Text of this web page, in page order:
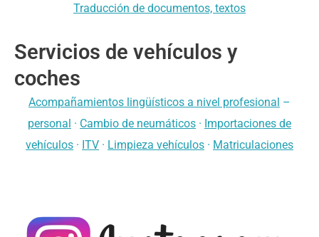
Traducción de documentos, textos
Servicios de vehículos y
coches
Acompañamientos lingüísticos a nivel profesional –
personal · Cambio de neumáticos · Importaciones de
vehículos · ITV · Limpieza vehículos · Matriculaciones